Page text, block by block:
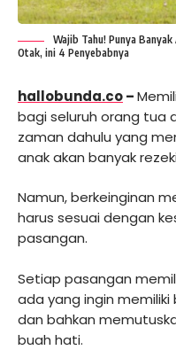
Wajib Tahu! Punya
Otak, ini 4 Penyebabnya
hallobunda.co–
bagi seluruh orang tua
zaman dahulu yang
anak akan banyak
Namun, berkeinginan
harus sesuai dengan
pasangan.
Setiap pasangan
ada yang ingin memiliki
dan bahkan
buah hati.